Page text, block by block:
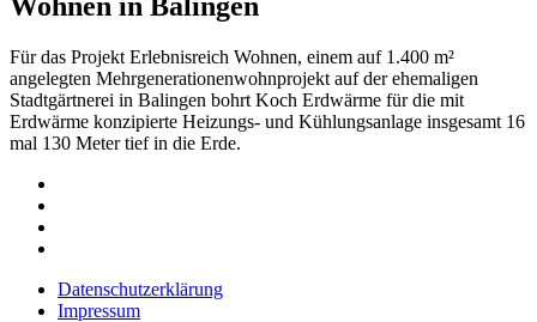
Für das Projekt Erlebnisreich Wohnen, einem auf 1.400 m²
angelegten Mehrgenerationenwohnprojekt auf der ehemaligen
Stadtgärtnerei in Balingen bohrt Koch Erdwärme für die mit
Erdwärme konzipierte Heizungs- und Kühlungsanlage insgesamt 16
mal 130 Meter tief in die Erde.
Datenschutzerklärung
Impressum